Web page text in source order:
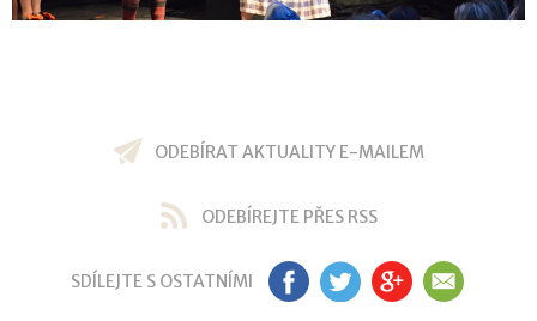
ODEBÍRAT AKTUALITY E-MAILEM
ODEBÍREJTE PŘES RSS
SDÍLEJTE S OSTATNÍMI FB TW GP EM